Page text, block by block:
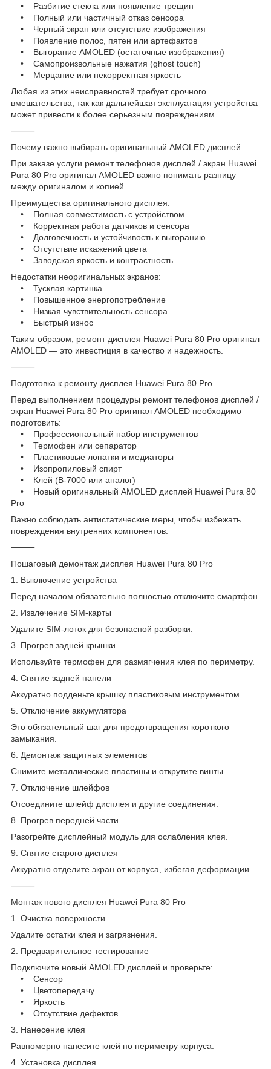
• Разбитие стекла или появление трещин
• Полный или частичный отказ сенсора
• Черный экран или отсутствие изображения
• Появление полос, пятен или артефактов
• Выгорание AMOLED (остаточные изображения)
• Самопроизвольные нажатия (ghost touch)
• Мерцание или некорректная яркость
Любая из этих неисправностей требует срочного
вмешательства, так как дальнейшая эксплуатация устройства
может привести к более серьезным повреждениям.
⸻
Почему важно выбирать оригинальный AMOLED дисплей
При заказе услуги ремонт телефонов дисплей / экран Huawei
Pura 80 Pro оригинал AMOLED важно понимать разницу
между оригиналом и копией.
Преимущества оригинального дисплея:
• Полная совместимость с устройством
• Корректная работа датчиков и сенсора
• Долговечность и устойчивость к выгоранию
• Отсутствие искажений цвета
• Заводская яркость и контрастность
Недостатки неоригинальных экранов:
• Тусклая картинка
• Повышенное энергопотребление
• Низкая чувствительность сенсора
• Быстрый износ
Таким образом, ремонт дисплея Huawei Pura 80 Pro оригинал
AMOLED — это инвестиция в качество и надежность.
⸻
Подготовка к ремонту дисплея Huawei Pura 80 Pro
Перед выполнением процедуры ремонт телефонов дисплей /
экран Huawei Pura 80 Pro оригинал AMOLED необходимо
подготовить:
• Профессиональный набор инструментов
• Термофен или сепаратор
• Пластиковые лопатки и медиаторы
• Изопропиловый спирт
• Клей (B-7000 или аналог)
• Новый оригинальный AMOLED дисплей Huawei Pura 80
Pro
Важно соблюдать антистатические меры, чтобы избежать
повреждения внутренних компонентов.
⸻
Пошаговый демонтаж дисплея Huawei Pura 80 Pro
1. Выключение устройства
Перед началом обязательно полностью отключите смартфон.
2. Извлечение SIM-карты
Удалите SIM-лоток для безопасной разборки.
3. Прогрев задней крышки
Используйте термофен для размягчения клея по периметру.
4. Снятие задней панели
Аккуратно подденьте крышку пластиковым инструментом.
5. Отключение аккумулятора
Это обязательный шаг для предотвращения короткого
замыкания.
6. Демонтаж защитных элементов
Снимите металлические пластины и открутите винты.
7. Отключение шлейфов
Отсоедините шлейф дисплея и другие соединения.
8. Прогрев передней части
Разогрейте дисплейный модуль для ослабления клея.
9. Снятие старого дисплея
Аккуратно отделите экран от корпуса, избегая деформации.
⸻
Монтаж нового дисплея Huawei Pura 80 Pro
1. Очистка поверхности
Удалите остатки клея и загрязнения.
2. Предварительное тестирование
Подключите новый AMOLED дисплей и проверьте:
• Сенсор
• Цветопередачу
• Яркость
• Отсутствие дефектов
3. Нанесение клея
Равномерно нанесите клей по периметру корпуса.
4. Установка дисплея